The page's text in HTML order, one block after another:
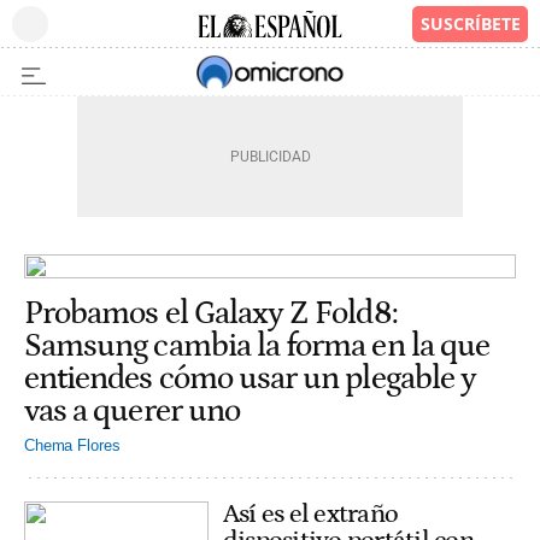
Probamos el Galaxy Z Fold8:
Samsung cambia la forma en la que
entiendes cómo usar un plegable y
vas a querer uno
Chema Flores
Así es el extraño